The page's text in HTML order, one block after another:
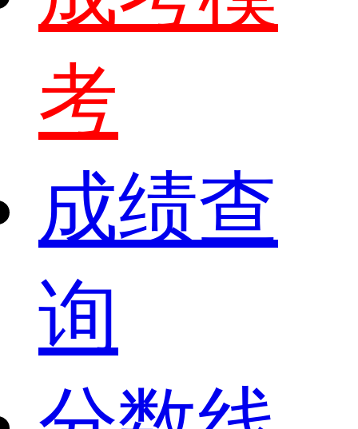
考
成绩查
询